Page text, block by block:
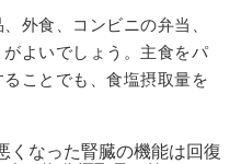
外食、コンビニの弁当、
よいでしょう。主食をパ
ことでも、食塩摂取量を
くなった腎臓の機能は回復